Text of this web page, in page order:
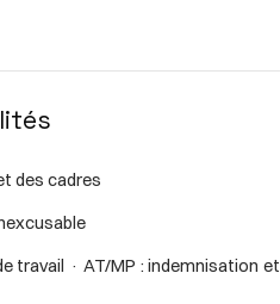
des cadres
travail · AT/MP : indemnisation et